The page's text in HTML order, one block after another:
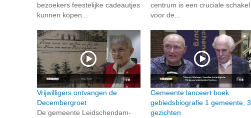
bezoekers feestelijke cadeautjes
kunnen kopen...
centrum is een cruciale schakel
voor de...
Vrijwilligers ontvangen de
Decembergroet
De gemeente Leidschendam-
Gemeente lanceert boek
gebiedsbiografie 1 gemeente, 3
gezichten